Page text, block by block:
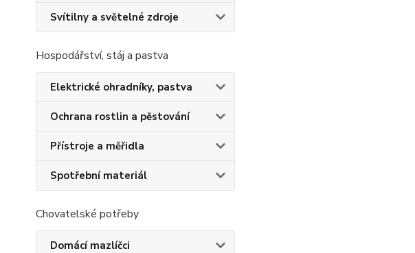
Svítilny a světelné zdroje
Hospodářství, stáj a pastva
Elektrické ohradníky, pastva
Ochrana rostlin a pěstování
Přístroje a měřidla
Spotřební materiál
Chovatelské potřeby
Domácí mazlíčci